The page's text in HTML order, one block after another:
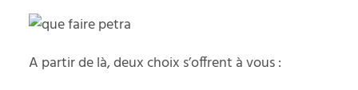
A partir de là, deux choix s’offrent à vous :